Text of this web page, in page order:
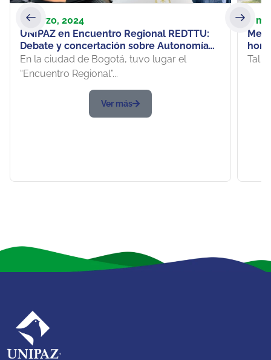
2 marzo, 2024
UNIPAZ en Encuentro Regional REDTTU:
Debate y concertación sobre Autonomía
Institucional
En la ciudad de Bogotá, tuvo lugar el
“Encuentro Regional”...
Ver más
8
Tal